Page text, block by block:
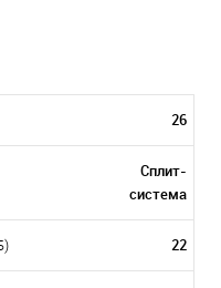
26
Сплит-
система
22